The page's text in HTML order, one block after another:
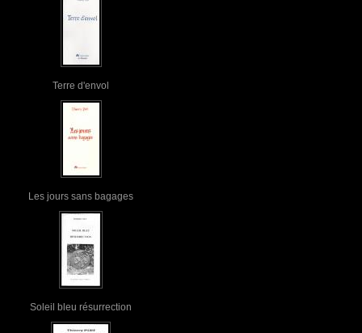
Terre d'envol
Les jours sans bagages
Soleil bleu résurrection